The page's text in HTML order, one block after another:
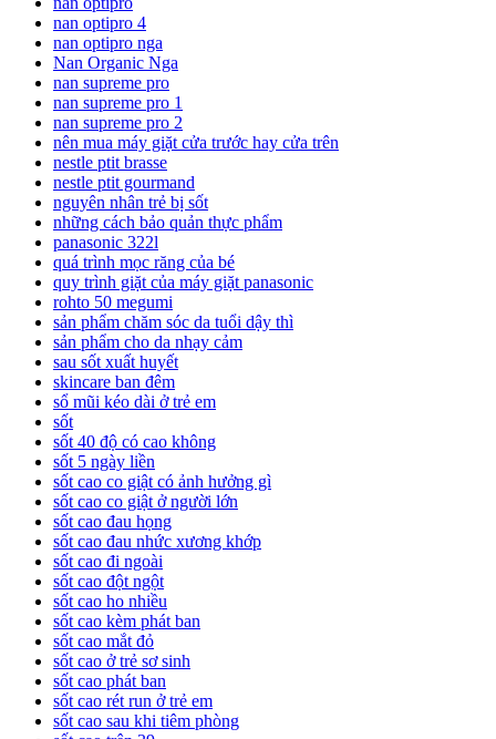
nan optipro 4
nan optipro nga
Nan Organic Nga
nan supreme pro
nan supreme pro 1
nan supreme pro 2
nên mua máy giặt cửa trước hay cửa trên
nestle ptit brasse
nestle ptit gourmand
nguyên nhân trẻ bị sốt
những cách bảo quản thực phẩm
panasonic 322l
quá trình mọc răng của bé
quy trình giặt của máy giặt panasonic
rohto 50 megumi
sản phẩm chăm sóc da tuổi dậy thì
sản phẩm cho da nhạy cảm
sau sốt xuất huyết
skincare ban đêm
sổ mũi kéo dài ở trẻ em
sốt
sốt 40 độ có cao không
sốt 5 ngày liền
sốt cao co giật có ảnh hưởng gì
sốt cao co giật ở người lớn
sốt cao đau họng
sốt cao đau nhức xương khớp
sốt cao đi ngoài
sốt cao đột ngột
sốt cao ho nhiều
sốt cao kèm phát ban
sốt cao mắt đỏ
sốt cao ở trẻ sơ sinh
sốt cao phát ban
sốt cao rét run ở trẻ em
sốt cao sau khi tiêm phòng